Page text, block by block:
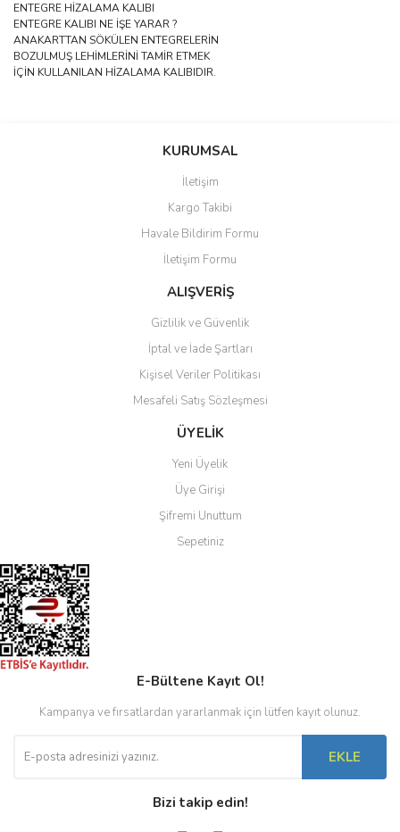
ENTEGRE HİZALAMA KALIBI
ENTEGRE KALIBI NE İŞE YARAR ?
ANAKARTTAN SÖKÜLEN ENTEGRELERİN
BOZULMUŞ LEHİMLERİNİ TAMİR ETMEK
İÇİN KULLANILAN HİZALAMA KALIBIDIR.
Bu ürüne ilk yorumu siz yapın!
Ürün resmi kalitesiz, bozuk veya görüntülenemiyor.
Ürün açıklamasında eksik bilgiler bulunuyor.
Ürün bilgilerinde hatalar bulunuyor.
Ürün fiyatı diğer sitelerden daha pahalı.
Gönder
KURUMSAL
İletişim
Kargo Takibi
Havale Bildirim Formu
İletişim Formu
ALIŞVERİŞ
Gizlilik ve Güvenlik
İptal ve İade Şartları
Kişisel Veriler Politikası
Mesafeli Satış Sözleşmesi
ÜYELİK
Yeni Üyelik
Üye Girişi
Şifremi Unuttum
Sepetiniz
E-Bültene Kayıt Ol!
Kampanya ve fırsatlardan yararlanmak için lütfen kayıt olunuz.
EKLE
Bizi takip edin!